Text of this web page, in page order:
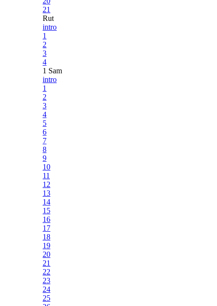
21
Rut
intro
1
2
3
4
1 Sam
intro
1
2
3
4
5
6
7
8
9
10
11
12
13
14
15
16
17
18
19
20
21
22
23
24
25